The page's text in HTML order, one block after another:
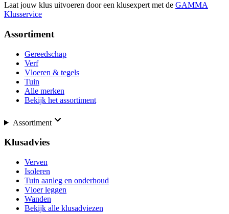
Laat jouw klus uitvoeren door een klusexpert met de GAMMA
Klusservice
Assortiment
Gereedschap
Verf
Vloeren & tegels
Tuin
Alle merken
Bekijk het assortiment
Assortiment
Klusadvies
Verven
Isoleren
Tuin aanleg en onderhoud
Vloer leggen
Wanden
Bekijk alle klusadviezen